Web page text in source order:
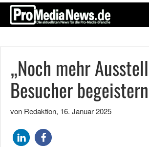
„Noch mehr
Besucher
von Redaktion, 16. Januar 2025